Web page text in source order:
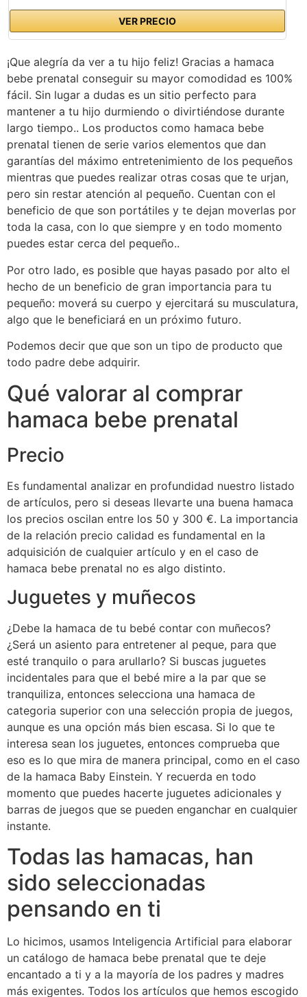
VER PRECIO
¡Que alegría da ver a tu hijo feliz! Gracias a hamaca
bebe prenatal conseguir su mayor comodidad es 100%
fácil. Sin lugar a dudas es un sitio perfecto para
mantener a tu hijo durmiendo o divirtiéndose durante
largo tiempo.. Los productos como hamaca bebe
prenatal tienen de serie varios elementos que dan
garantías del máximo entretenimiento de los pequeños
mientras que puedes realizar otras cosas que te urjan,
pero sin restar atención al pequeño. Cuentan con el
beneficio de que son portátiles y te dejan moverlas por
toda la casa, con lo que siempre y en todo momento
puedes estar cerca del pequeño..
Por otro lado, es posible que hayas pasado por alto el
hecho de un beneficio de gran importancia para tu
pequeño: moverá su cuerpo y ejercitará su musculatura,
algo que le beneficiará en un próximo futuro.
Podemos decir que que son un tipo de producto que
todo padre debe adquirir.
Qué valorar al comprar
hamaca bebe prenatal
Precio
Es fundamental analizar en profundidad nuestro listado
de artículos, pero si deseas llevarte una buena hamaca
los precios oscilan entre los 50 y 300 €. La importancia
de la relación precio calidad es fundamental en la
adquisición de cualquier artículo y en el caso de
hamaca bebe prenatal no es algo distinto.
Juguetes y muñecos
¿Debe la hamaca de tu bebé contar con muñecos?
¿Será un asiento para entretener al peque, para que
esté tranquilo o para arullarlo? Si buscas juguetes
incidentales para que el bebé mire a la par que se
tranquiliza, entonces selecciona una hamaca de
categoria superior con una selección propia de juegos,
aunque es una opción más bien escasa. Si lo que te
interesa sean los juguetes, entonces comprueba que
eso es lo que mira de manera principal, como en el caso
de la hamaca Baby Einstein. Y recuerda en todo
momento que puedes hacerte juguetes adicionales y
barras de juegos que se pueden enganchar en cualquier
instante.
Todas las hamacas, han
sido seleccionadas
pensando en ti
Lo hicimos, usamos Inteligencia Artificial para elaborar
un catálogo de hamaca bebe prenatal que te deje
encantado a ti y a la mayoría de los padres y madres
más exigentes. Todos los artículos que hemos escogido